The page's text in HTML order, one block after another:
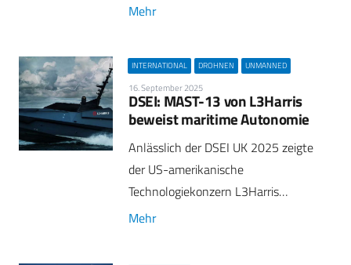
Mehr
INTERNATIONAL DROHNEN UNMANNED
16. September 2025
DSEI: MAST-13 von L3Harris
beweist maritime Autonomie
Anlässlich der DSEI UK 2025 zeigte
der US-amerikanische
Technologiekonzern L3Harris…
Mehr